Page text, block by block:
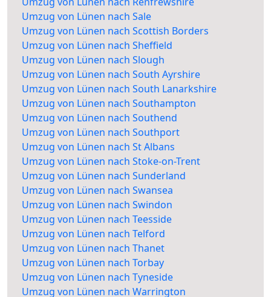
Umzug von Lünen nach Sale
Umzug von Lünen nach Scottish Borders
Umzug von Lünen nach Sheffield
Umzug von Lünen nach Slough
Umzug von Lünen nach South Ayrshire
Umzug von Lünen nach South Lanarkshire
Umzug von Lünen nach Southampton
Umzug von Lünen nach Southend
Umzug von Lünen nach Southport
Umzug von Lünen nach St Albans
Umzug von Lünen nach Stoke-on-Trent
Umzug von Lünen nach Sunderland
Umzug von Lünen nach Swansea
Umzug von Lünen nach Swindon
Umzug von Lünen nach Teesside
Umzug von Lünen nach Telford
Umzug von Lünen nach Thanet
Umzug von Lünen nach Torbay
Umzug von Lünen nach Tyneside
Umzug von Lünen nach Warrington